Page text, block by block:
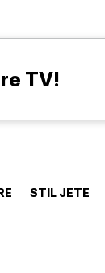
TV!
STIL JETE